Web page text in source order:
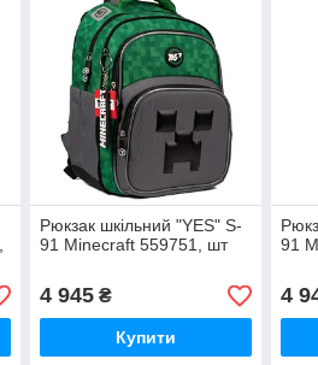
Рюкзак шкільний "YES" S-
91 Minecraft 559751, шт
4 945₴
Купити
91
4